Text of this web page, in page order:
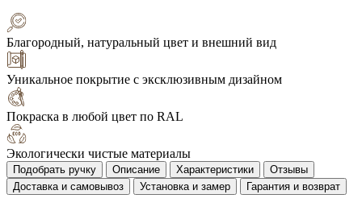
Благородный, натуральный цвет и внешний вид
Уникальное покрытие с эксклюзивным дизайном
Покраска в любой цвет по RAL
Экологически чистые материалы
Подобрать ручку Описание Характеристики
Отзывы
Доставка и самовывоз
Установка и замер Гарантия и возврат